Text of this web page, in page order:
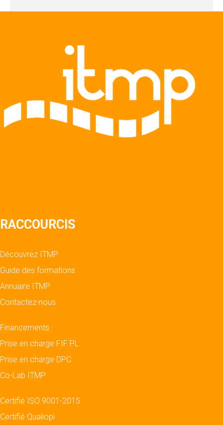
RACCOURCIS
Découvrez ITMP
Guide des formations
Annuaire ITMP
Contactez-nous
Financements
Prise en charge FIF PL
Prise en charge DPC
Co-Lab ITMP
Certifié ISO 9001-2015
Certifié Qualiopi